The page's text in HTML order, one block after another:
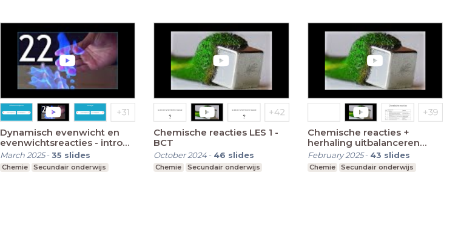
Dynamisch evenwicht en
evenwichtsreacties - intro
reactiesnelheid
March 2025-35 slides
Chemie Secundair onderwijs
Chemische reacties LES 1 -
BCT
October 2024- 46 slides
Chemie Secundair onderwijs
Chemische reacties +
herhaling uitbalanceren
reacties
February 2025- 43 slides
Chemie Secundair onderwijs